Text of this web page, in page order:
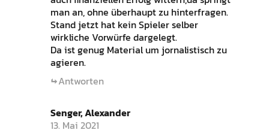
man an, ohne überhaupt zu hinterfragen.
Stand jetzt hat kein Spieler selber
wirkliche Vorwürfe dargelegt.
Da ist genug Material um jornalistisch zu
agieren.
Antworten
Senger, Alexander
13. Mai 2021